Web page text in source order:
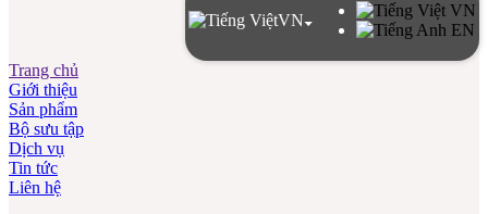
VN
VN
EN
Trang chủ
Giới thiệu
Sản phẩm
Bộ sưu tập
Dịch vụ
Tin tức
Liên hệ